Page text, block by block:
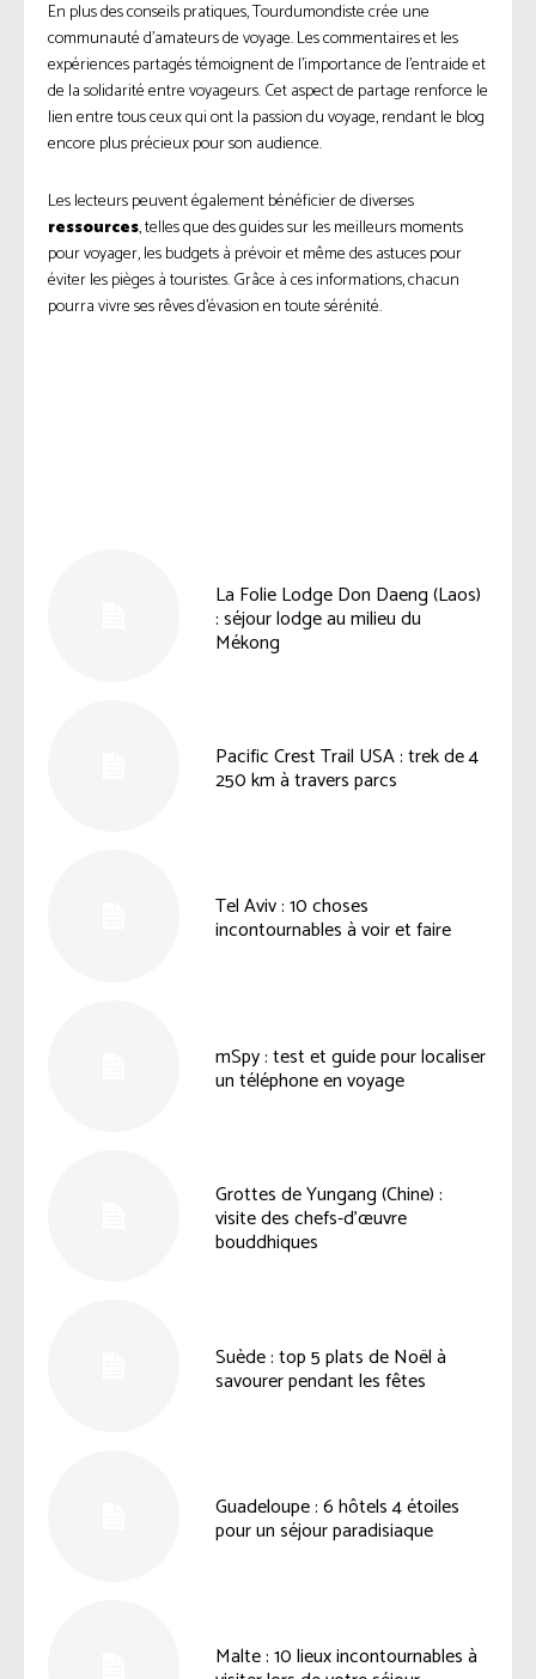
En plus des conseils pratiques, Tourdumondiste crée une
communauté d’amateurs de voyage. Les commentaires et les
expériences partagés témoignent de l’importance de l’entraide et
de la solidarité entre voyageurs. Cet aspect de partage renforce le
lien entre tous ceux qui ont la passion du voyage, rendant le blog
encore plus précieux pour son audience.
Les lecteurs peuvent également bénéficier de diverses
ressources, telles que des guides sur les meilleurs moments
pour voyager, les budgets à prévoir et même des astuces pour
éviter les pièges à touristes. Grâce à ces informations, chacun
pourra vivre ses rêves d’évasion en toute sérénité.
La Folie Lodge Don Daeng (Laos)
: séjour lodge au milieu du
Mékong
Pacific Crest Trail USA : trek de 4
250 km à travers parcs
Tel Aviv : 10 choses
incontournables à voir et faire
mSpy : test et guide pour localiser
un téléphone en voyage
Grottes de Yungang (Chine) :
visite des chefs-d’œuvre
bouddhiques
Suède : top 5 plats de Noël à
savourer pendant les fêtes
Guadeloupe : 6 hôtels 4 étoiles
pour un séjour paradisiaque
Malte : 10 lieux incontournables à